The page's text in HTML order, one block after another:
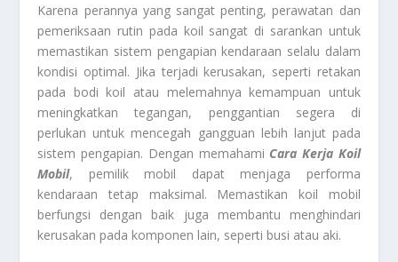
Karena perannya yang sangat penting, perawatan dan
pemeriksaan rutin pada koil sangat di sarankan untuk
memastikan sistem pengapian kendaraan selalu dalam
kondisi optimal. Jika terjadi kerusakan, seperti retakan
pada bodi koil atau melemahnya kemampuan untuk
meningkatkan tegangan, penggantian segera di
perlukan untuk mencegah gangguan lebih lanjut pada
sistem pengapian. Dengan memahami Cara Kerja Koil
Mobil, pemilik mobil dapat menjaga performa
kendaraan tetap maksimal. Memastikan koil mobil
berfungsi dengan baik juga membantu menghindari
kerusakan pada komponen lain, seperti busi atau aki.